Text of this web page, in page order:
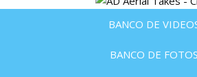
BANCO DE
BANCO DE FOTOS